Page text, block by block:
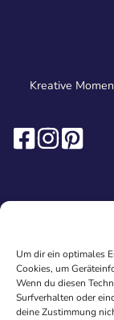
Um dir ein optimales
Cookies, um
Wenn du diesen
Surfverhalten oder
deine Zustimmung
Kreative